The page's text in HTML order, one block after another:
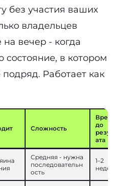
без участия ваших
владельцев
вечер - когда
состояние, в котором
Работает как
Сложность
Время
до
ата
Средняя - нужна
последовательн
ость
1–2
недели